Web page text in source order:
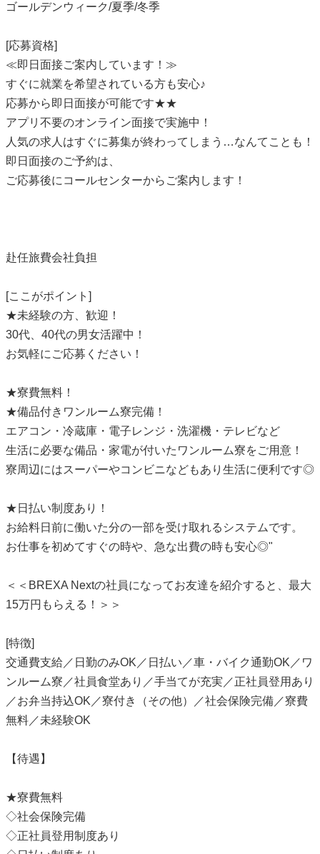
ゴールデンウィーク/夏季/冬季
[応募資格]
≪即日面接ご案内しています！≫
すぐに就業を希望されている方も安心♪
応募から即日面接が可能です★★
アプリ不要のオンライン面接で実施中！
人気の求人はすぐに募集が終わってしまう…なんてことも！
即日面接のご予約は、
ご応募後にコールセンターからご案内します！
赴任旅費会社負担
[ここがポイント]
★未経験の方、歓迎！
30代、40代の男女活躍中！
お気軽にご応募ください！
★寮費無料！
★備品付きワンルーム寮完備！
エアコン・冷蔵庫・電子レンジ・洗濯機・テレビなど
生活に必要な備品・家電が付いたワンルーム寮をご用意！
寮周辺にはスーパーやコンビニなどもあり生活に便利です◎
★日払い制度あり！
お給料日前に働いた分の一部を受け取れるシステムです。
お仕事を初めてすぐの時や、急な出費の時も安心◎"
＜＜BREXA Nextの社員になってお友達を紹介すると、最大
15万円もらえる！＞＞
[特徴]
交通費支給／日勤のみOK／日払い／車・バイク通勤OK／ワ
ンルーム寮／社員食堂あり／手当てが充実／正社員登用あり
／お弁当持込OK／寮付き（その他）／社会保険完備／寮費
無料／未経験OK
【待遇】
★寮費無料
◇社会保険完備
◇正社員登用制度あり